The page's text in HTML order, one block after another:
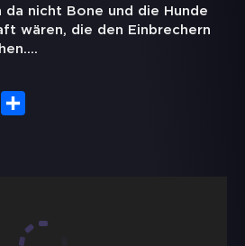
da nicht Bone und die Hunde
wären, die den Einbrechern
...
Reddit